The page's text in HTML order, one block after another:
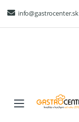
navigation
content
info@gastrocenter.sk